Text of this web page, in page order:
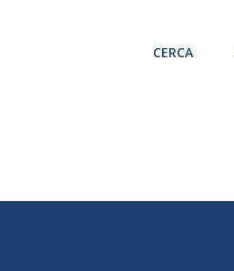
CERCA